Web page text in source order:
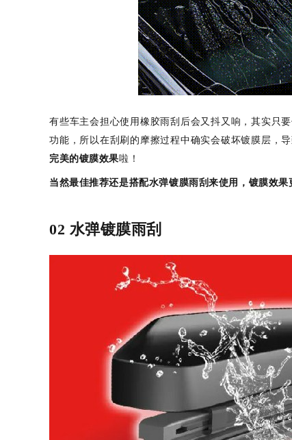
有些车主会担心使用橡胶雨刮后会又抖又响，其实只
功能，所以在刮刷的摩擦过程中确实会破坏镀膜层，
完美的镀膜效果啦！
当然最佳推荐还是搭配水弹镀膜雨刮来使用，镀膜效果
02 水弹镀膜雨刮